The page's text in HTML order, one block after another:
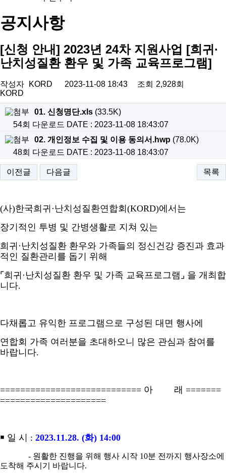
공지사항
[신청 안내] 2023년 24차 지원사업 [희귀·
난치성질환 환우 및 가족 교육프로그램]
작성자 KORD 2023-11-08 18:43 조회 2,928회
KORD
01. 신청명단.xls (33.5K)
54회 다운로드 DATE : 2023-11-08 18:43:07
02. 개인정보 수집 및 이용 동의서.hwp (78.0K)
48회 다운로드 DATE : 2023-11-08 18:43:07
이전글 다음글 목록
(사)한국희귀 · 난치성질환연합회 (KORD)에서는
장기적인 투병 및 간병생활로 지쳐 있는
희귀 · 난치성질환 환우와 가족들의 정신건강 증진과 효과
적인 질환관리를 돕기 위해
⌜희귀 · 난치성질환 환우 및 가족 교육프로그램 ⌟ 을 개최합
니다.
다채롭고 유익한 프로그램으로 구성된 대면 행사에
연합회 가족 여러분을 초대하오니 많은 관심과 참여를
바랍니다.
============================ 아 래 =======
=====================
￭ 일 시 : 2023.11.28. (화) 14:00
- 원활한 진행을 위해 행사 시작 10분 전까지 행사장소에
도착해 주시기 바랍니다.